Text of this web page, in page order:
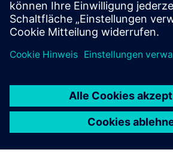
Zukunft aufbauen.